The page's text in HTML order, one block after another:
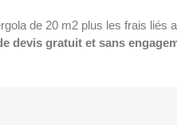
de 20 m2 plus les frais
devis gratuit et sans